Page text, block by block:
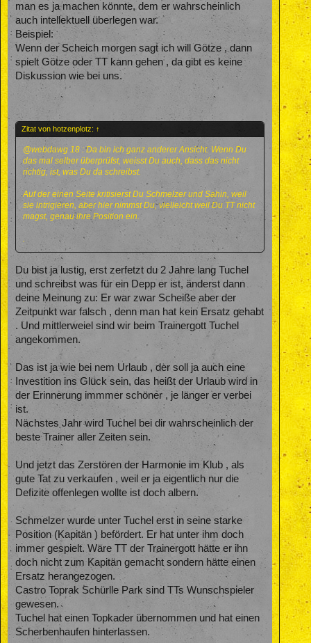
man es ja machen könnte, dem er wahrscheinlich
auch intellektuell überlegen war.
Beispiel:
Wenn der Scheich morgen sagt ich will Götze , dann
spielt Götze oder TT kann gehen , da gibt es keine
Diskussion wie bei uns.
Zitat von hotzenplotz: ↑
@webdawg 18 : Da bin ich ganz anderer Ansicht. Wenn Du
das mal selber überprüfst, weisst Du auch, dass das nicht
richtig, ist, was Du da schreibst.
Auf der einen Seite kritisierst Du Schmelzer und Sahin, weil
sie intrigieren, aber hier nimmst Du, vielleicht weil Du TT nicht
magst, genau ihre Position ein.
.
Du bist ja lustig, erst zerfetzt du 2 Jahre lang Tuchel
und schreibst was für ein Depp er ist, änderst dann
deine Meinung zu: Er war zwar Scheiße aber der
Zeitpunkt war falsch , denn man hat kein Ersatz gehabt
. Und mittlerweiel sind wir beim Trainergott Tuchel
angekommen.
Das ist ja wie bei nem Urlaub , der soll ja auch eine
Investition ins Glück sein, das heißt der Urlaub wird in
der Erinnerung immmer schöner , je länger er verbei
ist.
Nächstes Jahr wird Tuchel bei dir wahrscheinlich der
beste Trainer aller Zeiten sein.
Und jetzt das Zerstören der Harmonie im Klub , als
gute Tat zu verkaufen , weil er ja eigentlich nur die
Defizite offenlegen wollte ist doch albern.
Schmelzer wurde unter Tuchel erst in seine starke
Position (Kapitän ) befördert. Er hat unter ihm doch
immer gespielt. Wäre TT der Trainergott hätte er ihn
doch nicht zum Kapitän gemacht sondern hätte einen
Ersatz herangezogen.
Castro Toprak Schürlle Park sind TTs Wunschspieler
gewesen.
Tuchel hat einen Topkader übernommen und hat einen
Scherbenhaufen hinterlassen.